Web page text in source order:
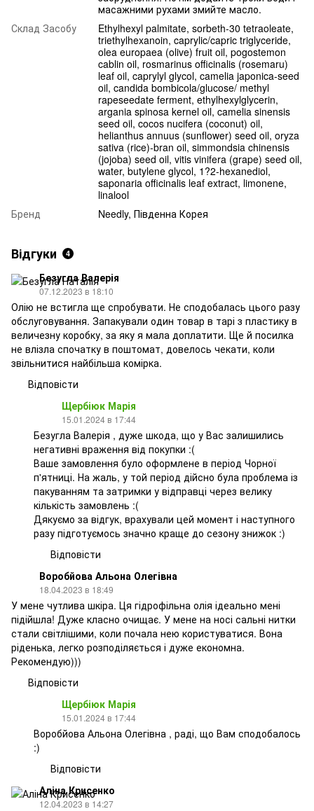
масажними рухами змийте масло.
Склад Засобу
Ethylhexyl palmitate, sorbeth-30 tetraoleate,
triethylhexanoin, caprylic/capric triglyceride,
olea europaea (olive) fruit oil, pogostemon
cablin oil, rosmarinus officinalis (rosemaru)
leaf oil, caprylyl glycol, camelia japonica-seed
oil, candida bombicola/glucose/ methyl
rapeseedate ferment, ethylhexylglycerin,
argania spinosa kernel oil, camelia sinensis
seed oil, cocos nucifera (coconut) oil,
helianthus annuus (sunflower) seed oil, oryza
sativa (rice)-bran oil, simmondsia chinensis
(jojoba) seed oil, vitis vinifera (grape) seed oil,
water, butylene glycol, 1?2-hexanediol,
saponaria officinalis leaf extract, limonene,
linalool
Бренд
Needly, Південна Корея
Відгуки 4
Безугла Валерія
07.12.2023 в 18:10
Олію не встигла ще спробувати. Не сподобалась цього разу
обслуговування. Запакували один товар в тарі з пластику в
величезну коробку, за яку я мала доплатити. Ще й посилка
не влізла спочатку в поштомат, довелось чекати, коли
звільнитися найбільша комірка.
Відповісти
Щербіюк Марія
15.01.2024 в 17:44
Безугла Валерія , дуже шкода, що у Вас залишились
негативні враження від покупки :(
Ваше замовлення було оформлене в період Чорної
п'ятниці. На жаль, у той період дійсно була проблема із
пакуванням та затримки у відправці через велику
кількість замовлень :(
Дякуємо за відгук, врахували цей момент і наступного
разу підготуємось значно краще до сезону знижок :)
Відповісти
Воробйова Альона Олегівна
18.04.2023 в 18:49
У мене чутлива шкіра. Ця гідрофільна олія ідеально мені
підійшла! Дуже класно очищає. У мене на носі сальні нитки
стали світлішими, коли почала нею користуватися. Вона
ріденька, легко розподіляється і дуже економна.
Рекомендую)))
Відповісти
Щербіюк Марія
15.01.2024 в 17:44
Воробйова Альона Олегівна , раді, що Вам сподобалось
:)
Відповісти
Аліна Крисенко
12.04.2023 в 14:27